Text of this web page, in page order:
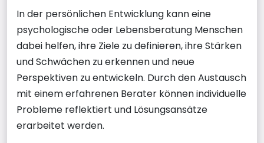
In der persönlichen Entwicklung kann eine
psychologische oder Lebensberatung Menschen
dabei helfen, ihre Ziele zu definieren, ihre Stärken
und Schwächen zu erkennen und neue
Perspektiven zu entwickeln. Durch den Austausch
mit einem erfahrenen Berater können individuelle
Probleme reflektiert und Lösungsansätze
erarbeitet werden.